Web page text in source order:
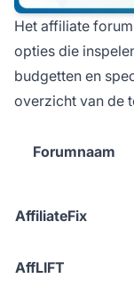
Het affiliate
opties die
budgetten en
overzicht van de
Forumnaam
AffiliateFix
AffLIFT